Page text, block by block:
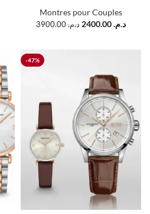
Montres pour Couples
د.م.3900.00 د.م.
-47%